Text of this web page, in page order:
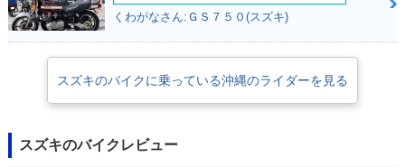
くわがなさん:ＧＳ７５０(スズキ)
スズキのバイクに乗っている沖縄のライダーを見る
スズキのバイクレビュー